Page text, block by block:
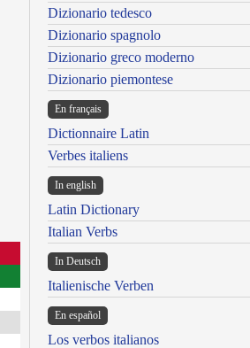
Dizionario tedesco
Dizionario spagnolo
Dizionario greco moderno
Dizionario piemontese
En français
Dictionnaire Latin
Verbes italiens
In english
Latin Dictionary
Italian Verbs
In Deutsch
Italienische Verben
En español
Los verbos italianos